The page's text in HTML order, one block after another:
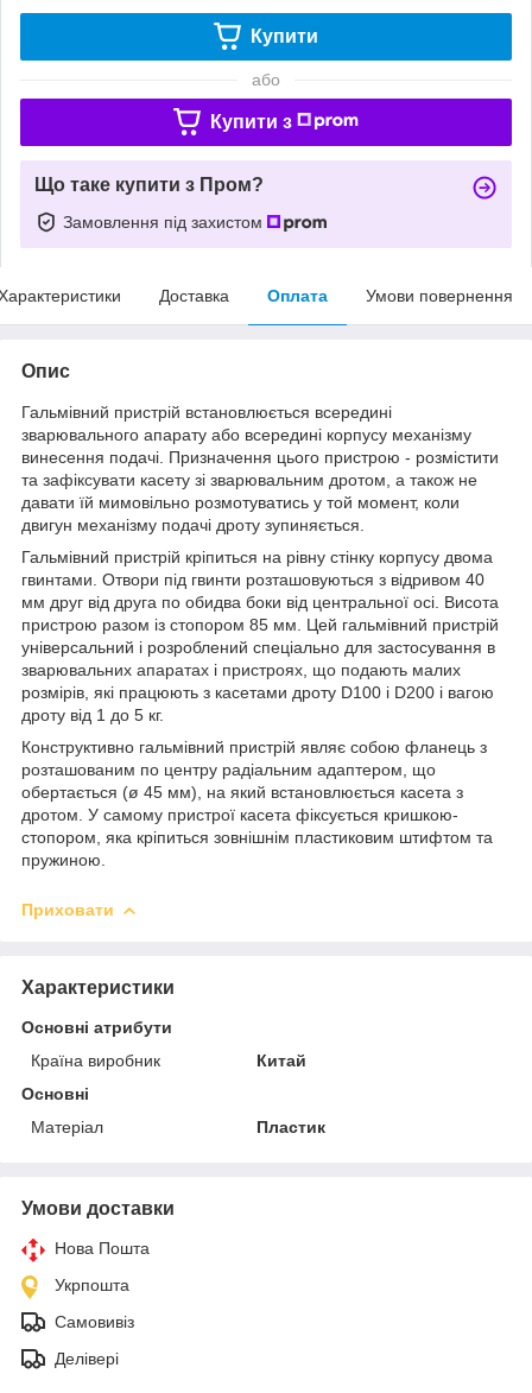
Купити
або
Купити з
Що таке купити з Пром?
Замовлення під захистом
Доставка Оплата Умови повернення
Опис
Гальмівний пристрій встановлюється всередині
зварювального апарату або всередині корпусу механізму
винесення подачі. Призначення цього пристрою - розмістити
та зафіксувати касету зі зварювальним дротом, а також не
давати їй мимовільно розмотуватись у той момент, коли
двигун механізму подачі дроту зупиняється.
Гальмівний пристрій кріпиться на рівну стінку корпусу двома
гвинтами. Отвори під гвинти розташовуються з відривом 40
мм друг від друга по обидва боки від центральної осі. Висота
пристрою разом із стопором 85 мм. Цей гальмівний пристрій
універсальний і розроблений спеціально для застосування в
зварювальних апаратах і пристроях, що подають малих
розмірів, які працюють з касетами дроту D100 і D200 і вагою
дроту від 1 до 5 кг.
Конструктивно гальмівний пристрій являє собою фланець з
розташованим по центру радіальним адаптером, що
обертається (ø 45 мм), на який встановлюється касета з
дротом. У самому пристрої касета фіксується кришкою-
стопором, яка кріпиться зовнішнім пластиковим штифтом та
пружиною.
Приховати
Характеристики
Основні атрибути
Країна виробник
Китай
Основні
Матеріал
Пластик
Умови доставки
Нова Пошта
Укрпошта
Самовивіз
Делівері